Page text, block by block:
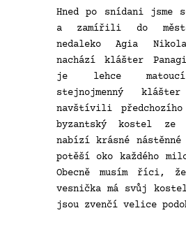
Hned po snídani jsme
a zamířili do
nedaleko Agia
nachází klášter
je lehce
stejnojmenný
navštívili
byzantský kostel
nabízí krásné
potěší oko každého
Obecně musím říci,
vesnička má svůj
jsou zvenčí velice